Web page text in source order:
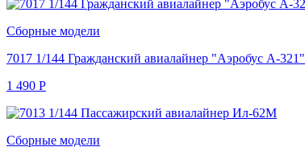
Сборные модели
7017 1/144 Гражданский авиалайнер "Аэробус А-321"
1 490 Р
Сборные модели